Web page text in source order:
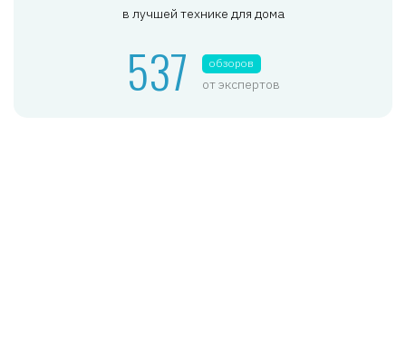
в лучшей технике для дома
537 обзоров
от экспертов